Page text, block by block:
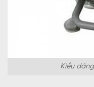
Kiểu